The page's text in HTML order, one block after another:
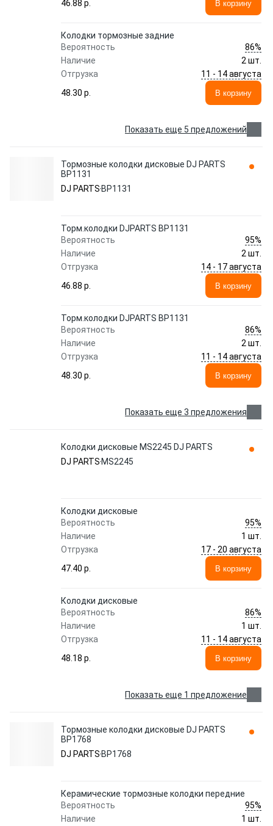
46.88 p. В корзину
Колодки тормозные задние
Вероятность
86%
Наличие
2 шт.
Отгрузка
11 - 14 августа
48.30 p.
В корзину
Показать еще 5 предложений
Тормозные колодки дисковые DJ PARTS
BP1131
DJ PARTS BP1131
Торм.колодки DJPARTS BP1131
Вероятность
95%
Наличие
2 шт.
Отгрузка
14 - 17 августа
46.88 p.
В корзину
Торм.колодки DJPARTS BP1131
Вероятность
86%
Наличие
2 шт.
Отгрузка
11 - 14 августа
48.30 p.
В корзину
Показать еще 3 предложения
Колодки дисковые MS2245 DJ PARTS
DJ PARTS MS2245
Колодки дисковые
Вероятность
95%
Наличие
1 шт.
Отгрузка
17 - 20 августа
47.40 p.
В корзину
Колодки дисковые
Вероятность
86%
Наличие
1 шт.
Отгрузка
11 - 14 августа
48.18 p.
В корзину
Показать еще 1 предложение
Тормозные колодки дисковые DJ PARTS
BP1768
DJ PARTS BP1768
Керамические тормозные колодки передние
Вероятность
95%
Наличие
1 шт.